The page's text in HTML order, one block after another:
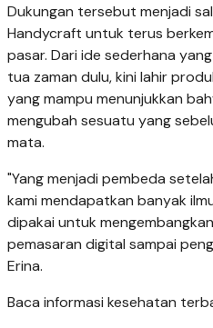
Dukungan tersebut menjadi
Handycraft untuk terus
pasar. Dari ide sederhana
tua zaman dulu, kini lahir
yang mampu menunjukkan
mengubah sesuatu yang
mata.
"Yang menjadi pembeda
kami mendapatkan banyak
dipakai untuk
pemasaran digital sampai
Erina.
Baca informasi kesehatan